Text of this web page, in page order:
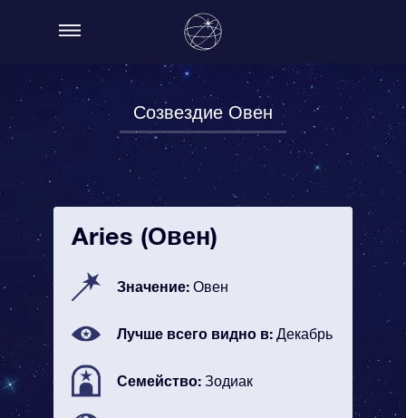
Созвездие Овен
Aries (Овен)
Значение: Овен
Лучше всего видно в: Декабрь
Семейство: Зодиак